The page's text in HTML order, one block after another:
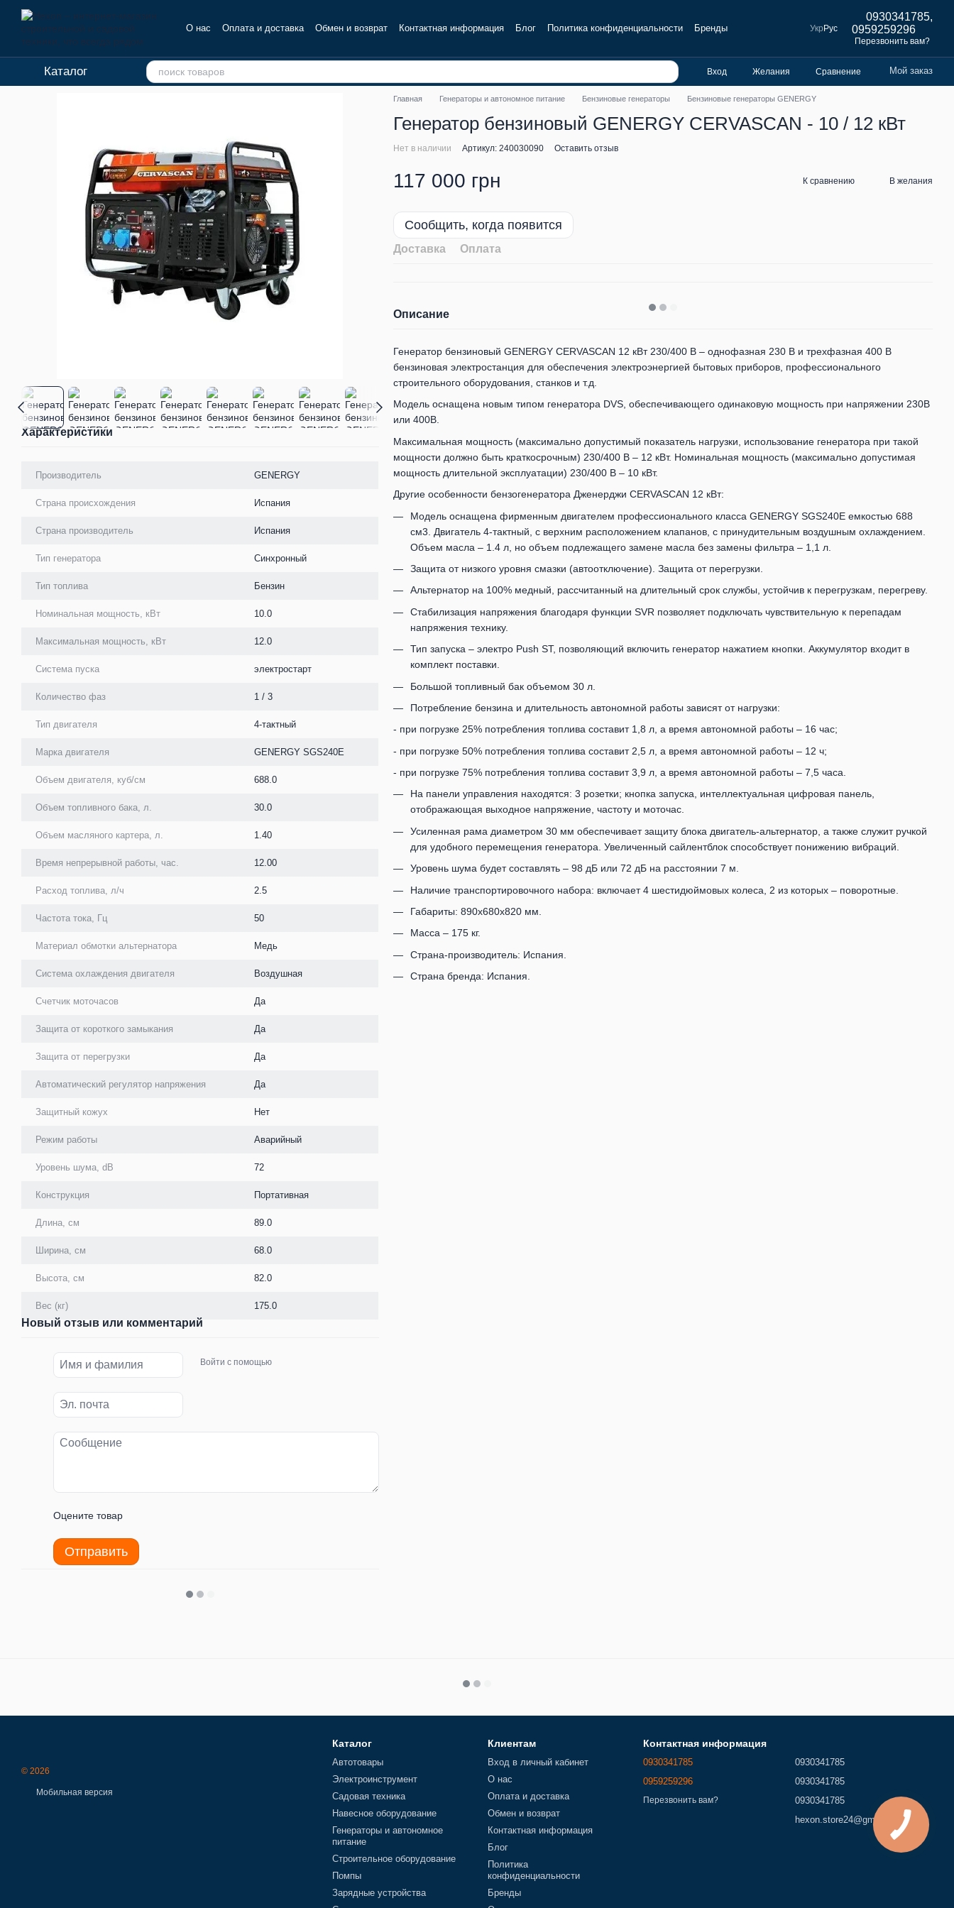
Перейти к основному контенту
О нас Оплата и доставка Обмен и возврат Контактная информация Блог Политика конфиденциальности
Бренды
Укр Рус
0930341785,
0959259296
Перезвонить вам?
Каталог Вход Желания Сравнение Мой заказ
Характеристики
Производитель GENERGY
Страна происхождения Испания
Страна производитель Испания
Тип генератора Синхронный
Тип топлива Бензин
Номинальная мощность, кВт 10.0
Максимальная мощность, кВт 12.0
Система пуска электростарт
Количество фаз 1 / 3
Тип двигателя 4-тактный
Марка двигателя GENERGY SGS240E
Объем двигателя, куб/см 688.0
Объем топливного бака, л. 30.0
Объем масляного картера, л. 1.40
Время непрерывной работы, час. 12.00
Расход топлива, л/ч 2.5
Частота тока, Гц 50
Материал обмотки альтернатора Медь
Система охлаждения двигателя Воздушная
Счетчик моточасов Да
Защита от короткого замыкания Да
Защита от перегрузки Да
Автоматический регулятор напряжения Да
Защитный кожух Нет
Режим работы Аварийный
Уровень шума, dB 72
Конструкция Портативная
Длина, см 89.0
Ширина, см 68.0
Высота, см 82.0
Вес (кг) 175.0
Новый отзыв или комментарий
Войти с помощью
Оцените товар
Отправить
Главная Генераторы и автономное питание Бензиновые генераторы Бензиновые генераторы GENERGY
Генератор бензиновый GENERGY CERVASCAN - 10 / 12 кВт
Нет в наличии Артикул: 240030090 Оставить отзыв
117 000 грн К сравнению В желания
Сообщить, когда появится
Доставка Оплата
Описание
Генератор бензиновый GENERGY CERVASCAN 12 кВт 230/400 В – однофазная 230 В и трехфазная 400 В
бензиновая электростанция для обеспечения электроэнергией бытовых приборов, профессионального
строительного оборудования, станков и т.д.
Модель оснащена новым типом генератора DVS, обеспечивающего одинаковую мощность при напряжении 230В
или 400В.
Максимальная мощность (максимально допустимый показатель нагрузки, использование генератора при такой
мощности должно быть краткосрочным) 230/400 В – 12 кВт. Номинальная мощность (максимально допустимая
мощность длительной эксплуатации) 230/400 В – 10 кВт.
Другие особенности бензогенератора Дженерджи CERVASCAN 12 кВт:
Модель оснащена фирменным двигателем профессионального класса GENERGY SGS240E емкостью 688
см3. Двигатель 4-тактный, с верхним расположением клапанов, с принудительным воздушным охлаждением.
Объем масла – 1.4 л, но объем подлежащего замене масла без замены фильтра – 1,1 л.
Защита от низкого уровня смазки (автоотключение). Защита от перегрузки.
Альтернатор на 100% медный, рассчитанный на длительный срок службы, устойчив к перегрузкам, перегреву.
Стабилизация напряжения благодаря функции SVR позволяет подключать чувствительную к перепадам
напряжения технику.
Тип запуска – электро Push ST, позволяющий включить генератор нажатием кнопки. Аккумулятор входит в
комплект поставки.
Большой топливный бак объемом 30 л.
Потребление бензина и длительность автономной работы зависят от нагрузки:
- при погрузке 25% потребления топлива составит 1,8 л, а время автономной работы – 16 час;
- при погрузке 50% потребления топлива составит 2,5 л, а время автономной работы – 12 ч;
- при погрузке 75% потребления топлива составит 3,9 л, а время автономной работы – 7,5 часа.
На панели управления находятся: 3 розетки; кнопка запуска, интеллектуальная цифровая панель,
отображающая выходное напряжение, частоту и моточас.
Усиленная рама диаметром 30 мм обеспечивает защиту блока двигатель-альтернатор, а также служит ручкой
для удобного перемещения генератора. Увеличенный сайлентблок способствует понижению вибраций.
Уровень шума будет составлять – 98 дБ или 72 дБ на расстоянии 7 м.
Наличие транспортировочного набора: включает 4 шестидюймовых колеса, 2 из которых – поворотные.
Габариты: 890х680х820 мм.
Масса – 175 кг.
Страна-производитель: Испания.
Страна бренда: Испания.
© 2026
Мобильная версия
Каталог
Автотовары
Электроинструмент
Садовая техника
Навесное оборудование
Генераторы и автономное
питание
Строительное оборудование
Помпы
Зарядные устройства
Клиентам
Вход в личный кабинет
О нас
Оплата и доставка
Обмен и возврат
Контактная информация
Блог
Политика
конфиденциальности
Бренды
Контактная информация
0930341785
0959259296
Перезвонить вам?
0930341785
0930341785
0930341785
hexon.store24@gmail.com